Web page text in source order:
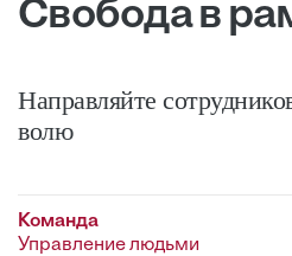
Свобода в
Направляйте
волю
Команда
Управление людьми